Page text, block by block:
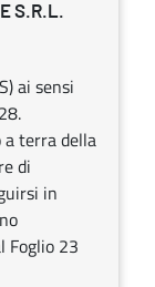
S.R.L.
ai sensi
a terra della
di
in
Foglio 23